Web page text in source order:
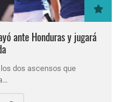
ante Honduras y jugará
dos ascensos que